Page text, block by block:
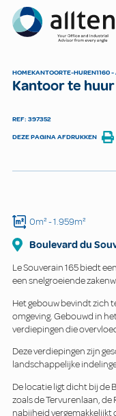
Allten
HOMEKANTOORTE-HUREN1160 -
Kantoor te huur
REF: 397352
DEZE PAGINA AFDRUKKEN
0m²- 1.959m²
Boulevard du
Le Souverain 165 biedt
een snelgroeiende
Het gebouw bevindt zich
omgeving. Gebouwd in
verdiepingen die
Deze verdiepingen zijn
landschappelijke
De locatie ligt dicht bij de
zoals de Tervurenlaan, de
nabijheid vergemakkelijkt